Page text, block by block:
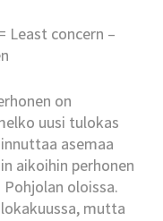
Least concern –
on
uusi tulokas
asemaa
aikoihin perhonen
oloissa.
mutta